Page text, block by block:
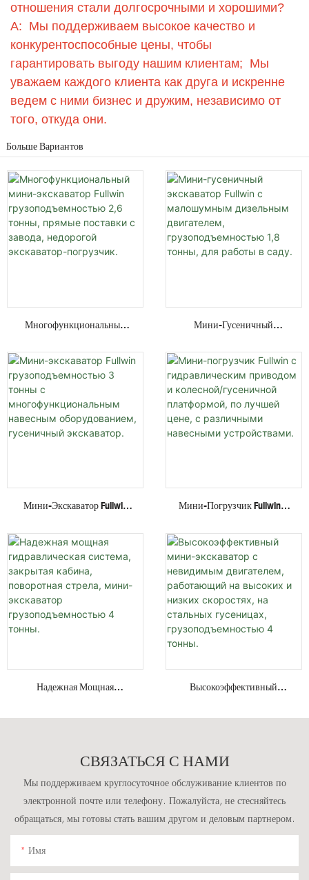
отношения стали долгосрочными и хорошими?
A: Мы поддерживаем высокое качество и
конкурентоспособные цены, чтобы
гарантировать выгоду нашим клиентам; Мы
уважаем каждого клиента как друга и искренне
ведем с ними бизнес и дружим, независимо от
того, откуда они.
Больше Вариантов
Многофункциональный
Грузоподъемностью 2,6
Тонны, Прямые Поставки С
Завода, Недорогой
Экскаватор-Погрузчик.
Мини-Гусеничный
Малошумным Дизельным
Двигателем,
Грузоподъемностью 1,8
Тонны, Для Работы В Саду.
Мини-Экскаватор Fullwin
Тонны С
Многофункциональным
Навесным Оборудованием,
Гусеничный Экскаватор.
Мини-Погрузчик Fullwin С
И Колесной/гусеничной
Платформой, По Лучшей
Цене, С Различными
Навесными Устройствами.
Надежная Мощная
Закрытая Кабина,
Грузоподъемностью 4
Высокоэффективный
Невидимым Двигателем,
Стальных Гусеницах,
Тонны.
СВЯЗАТЬСЯ С НАМИ
Мы поддерживаем круглосуточное обслуживание клиентов по
электронной почте или телефону. Пожалуйста, не стесняйтесь
обращаться, мы готовы стать вашим другом и деловым партнером.
Имя